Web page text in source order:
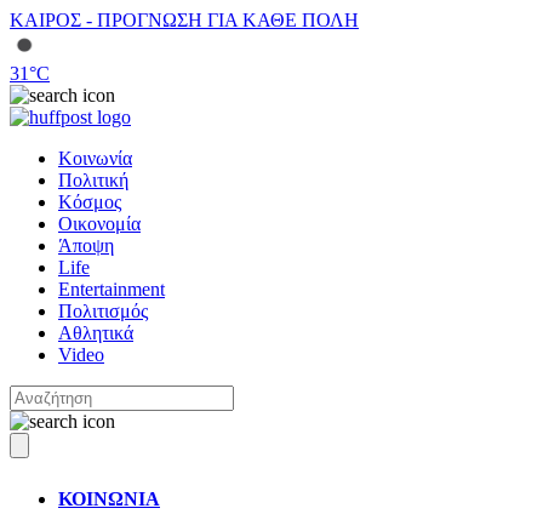
ΚΑΙΡΟΣ - ΠΡΟΓΝΩΣΗ ΓΙΑ ΚΑΘΕ ΠΟΛΗ
31°C
Κοινωνία
Πολιτική
Κόσμος
Οικονομία
Άποψη
Life
Entertainment
Πολιτισμός
Αθλητικά
Video
ΚΟΙΝΩΝΙΑ